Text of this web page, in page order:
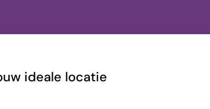
ideale locatie